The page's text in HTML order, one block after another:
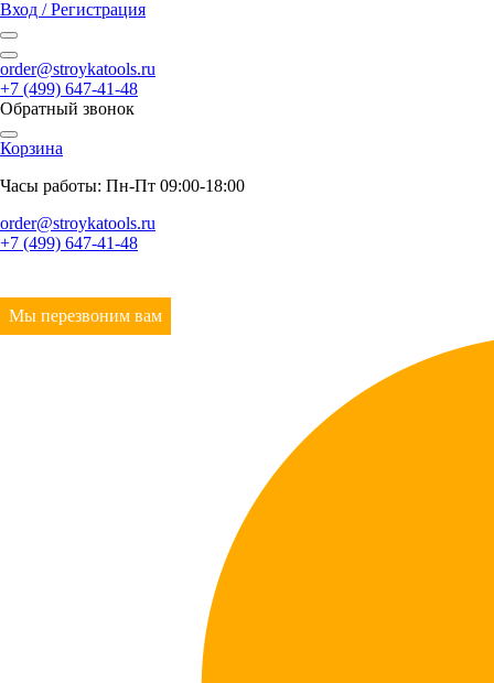
Вход / Регистрация
order@stroykatools.ru
+7 (499) 647-41-48
Обратный звонок
Корзина
Часы работы: Пн-Пт 09:00-18:00
order@stroykatools.ru
+7 (499) 647-41-48
Мы перезвоним вам